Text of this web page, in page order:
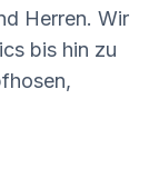
Herren. Wir
bis hin zu